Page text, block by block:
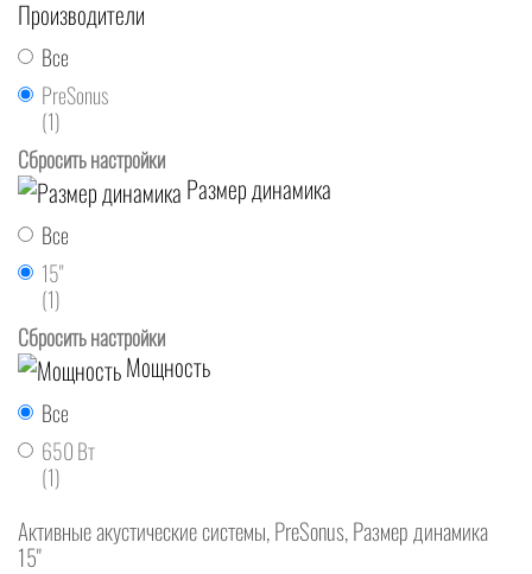
Производители
Все
PreSonus
(1)
Сбросить настройки
Размер динамика
Все
15"
(1)
Сбросить настройки
Мощность
Все
650 Вт
(1)
Активные акустические системы, PreSonus, Размер динамика
15"